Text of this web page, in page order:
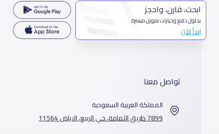
ابحث، قارن، واحجز
بحلول دفع وخيارات تمويل ميسرة
ابدأ الآن
تواصل معنا
المملكة العربية السعودية
7899 طريق الثمامة، حي الربيع، الرياض 11564